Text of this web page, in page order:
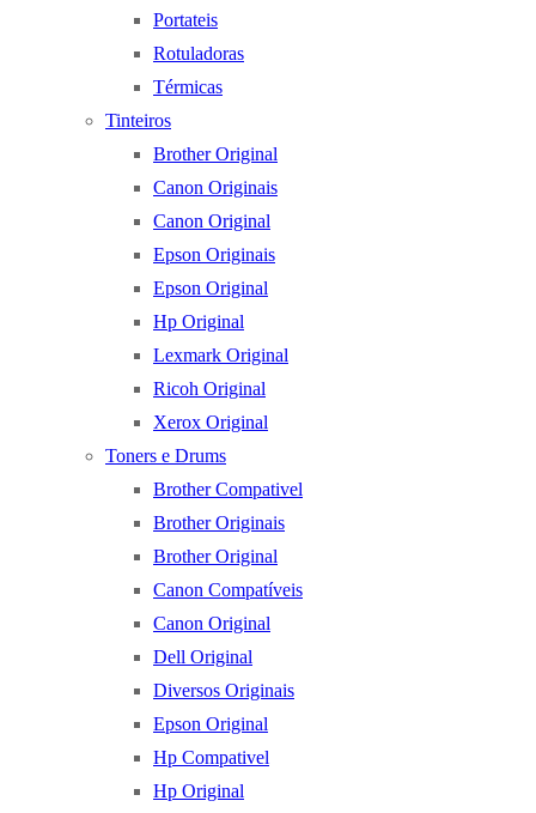
Portateis
Rotuladoras
Térmicas
Tinteiros
Brother Original
Canon Originais
Canon Original
Epson Originais
Epson Original
Hp Original
Lexmark Original
Ricoh Original
Xerox Original
Toners e Drums
Brother Compativel
Brother Originais
Brother Original
Canon Compatíveis
Canon Original
Dell Original
Diversos Originais
Epson Original
Hp Compativel
Hp Original